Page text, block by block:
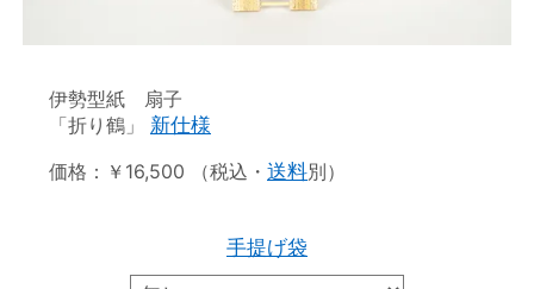
伊勢型紙 扇子
「折り鶴」 新仕様
価格：￥16,500 （税込・ 送料別）
手提げ袋